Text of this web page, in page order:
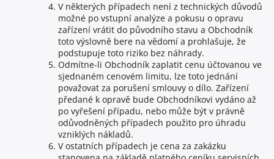
V některých případech není z technických důvodů
možné po vstupní analýze a pokusu o opravu
zařízení vrátit do původního stavu a Obchodník
toto výslovně bere na vědomí a prohlašuje, že
podstupuje toto riziko bez náhrady.
Odmítne-li Obchodník zaplatit cenu účtovanou ve
sjednaném cenovém limitu, lze toto jednání
považovat za porušení smlouvy o dílo. Zařízení
předané k opravě bude Obchodníkovi vydáno až
po vyřešení případu, nebo může být v právně
odůvodněných případech použito pro úhradu
vzniklých nákladů.
V ostatních případech je cena za zakázku